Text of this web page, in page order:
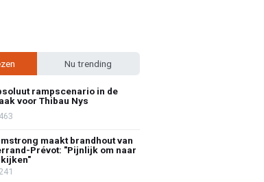
Nu trending
rampscenario in de
voor Thibau Nys
463
maakt brandhout van
Prévot: "Pijnlijk om naar
241